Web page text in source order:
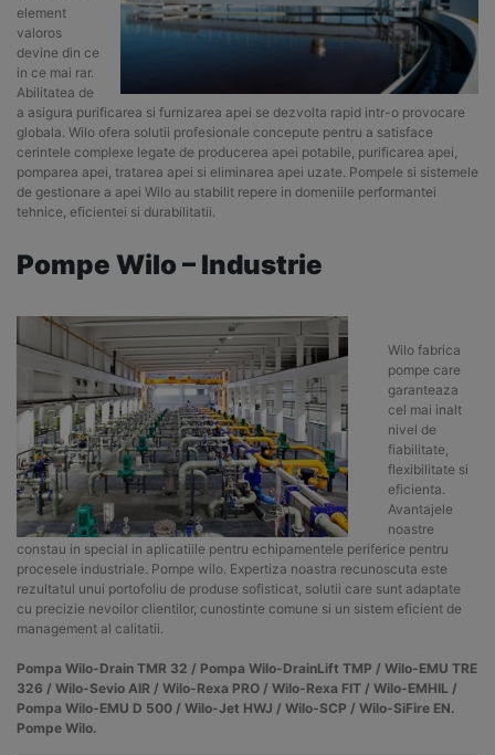
element
valoros
devine din ce
in ce mai rar.
Abilitatea de
a asigura purificarea si furnizarea apei se dezvolta rapid intr-o provocare
globala. Wilo ofera solutii profesionale concepute pentru a satisface
cerintele complexe legate de producerea apei potabile, purificarea apei,
pomparea apei, tratarea apei si eliminarea apei uzate. Pompele si sistemele
de gestionare a apei Wilo au stabilit repere in domeniile performantei
tehnice, eficientei si durabilitatii.
Pompe Wilo – Industrie
Wilo fabrica
pompe care
garanteaza
cel mai inalt
nivel de
fiabilitate,
flexibilitate si
eficienta.
Avantajele
noastre
constau in special in aplicatiile pentru echipamentele periferice pentru
procesele industriale. Pompe wilo. Expertiza noastra recunoscuta este
rezultatul unui portofoliu de produse sofisticat, solutii care sunt adaptate
cu precizie nevoilor clientilor, cunostinte comune si un sistem eficient de
management al calitatii.
Pompa Wilo-Drain TMR 32 / Pompa Wilo-DrainLift TMP / Wilo-EMU TRE
326 / Wilo-Sevio AIR / Wilo-Rexa PRO / Wilo-Rexa FIT / Wilo-EMHIL /
Pompa Wilo-EMU D 500 / Wilo-Jet HWJ / Wilo-SCP / Wilo-SiFire EN.
Pompe Wilo.